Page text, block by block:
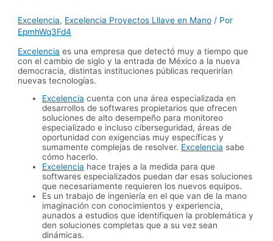
Excelencia, Excelencia Proyectos Lllave en Mano / Por
EpmhWq3Fd4
Excelencia es una empresa que detectó muy a tiempo que
con el cambio de siglo y la entrada de México a la nueva
democracia, distintas instituciones públicas requerirían
nuevas tecnologías.
Excelencia cuenta con una área especializada en
desarrollos de softwares propietarios que ofrecen
soluciones de alto desempeño para monitoreo
especializado e incluso ciberseguridad, áreas de
oportunidad con exigencias muy específicas y
sumamente complejas de resolver. Excelencia sabe
cómo hacerlo.
Excelencia hace trajes a la medida para que
softwares especializados puedan dar esas soluciones
que necesariamente requieren los nuevos equipos.
Es un trabajo de ingeniería en el que van de la mano
imaginación con conocimientos y experiencia,
aunados a estudios que identifiquen la problemática y
den soluciones completas que a su vez sean
dinámicas.